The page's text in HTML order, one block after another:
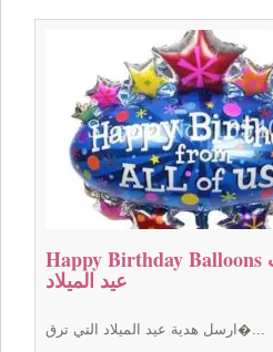
Happy Birthday Balloons بالونات
عيد الميلاد
ارسل هدية عيد الميلاد التي ترق�...